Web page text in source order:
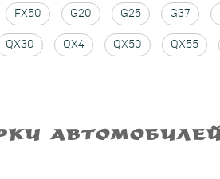
FX50 G20 G25 G37
QX30 QX4 QX50 QX55